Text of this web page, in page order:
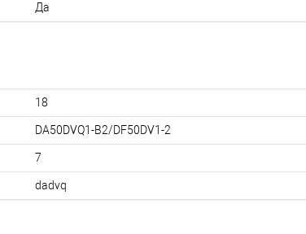
Да
18
DA50DVQ1-B2/DF50DV1-2
7
dadvq